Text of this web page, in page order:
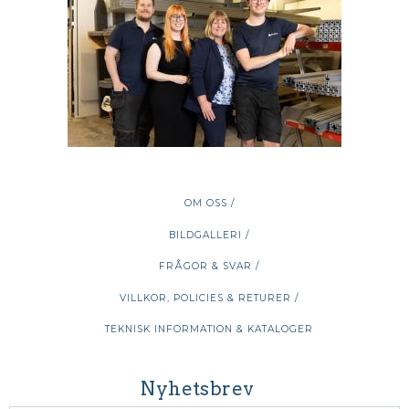
OM OSS /
BILDGALLERI /
FRÅGOR & SVAR /
VILLKOR, POLICIES & RETURER /
TEKNISK INFORMATION & KATALOGER
Nyhetsbrev